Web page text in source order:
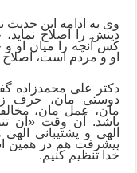
وی به ادامه این
دینش را اصلاح
كس آنچه را ميان او و
او و مردم است، اصلاح
دکتر علی محمدزاده
دوستی مان، حرف
مان، عمل مان،
باشد. آن وقت «ان
الهی و پشتیبانی
پیشرفت هم در همین
خدا تنظیم کنیم.